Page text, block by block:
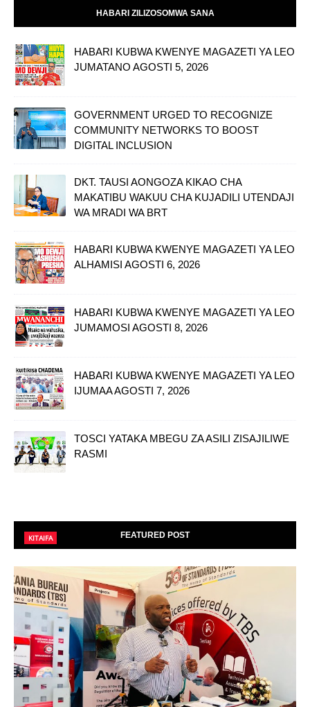
HABARI ZILIZOSOMWA SANA
HABARI KUBWA KWENYE MAGAZETI YA LEO
JUMATANO AGOSTI 5, 2026
GOVERNMENT URGED TO RECOGNIZE
COMMUNITY NETWORKS TO BOOST
DIGITAL INCLUSION
DKT. TAUSI AONGOZA KIKAO CHA
MAKATIBU WAKUU CHA KUJADILI UTENDAJI
WA MRADI WA BRT
HABARI KUBWA KWENYE MAGAZETI YA LEO
ALHAMISI AGOSTI 6, 2026
HABARI KUBWA KWENYE MAGAZETI YA LEO
JUMAMOSI AGOSTI 8, 2026
HABARI KUBWA KWENYE MAGAZETI YA LEO
IJUMAA AGOSTI 7, 2026
TOSCI YATAKA MBEGU ZA ASILI ZISAJILIWE
RASMI
FEATURED POST
KITAIFA